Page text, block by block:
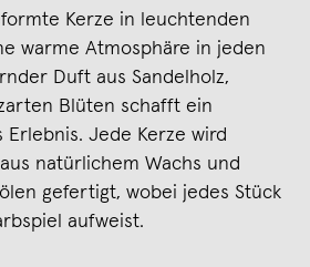
Kerze in leuchtenden
warme Atmosphäre in jeden
Duft aus Sandelholz,
Blüten schafft ein
Jede Kerze wird
natürlichem Wachs und
gefertigt, wobei jedes Stück
aufweist.